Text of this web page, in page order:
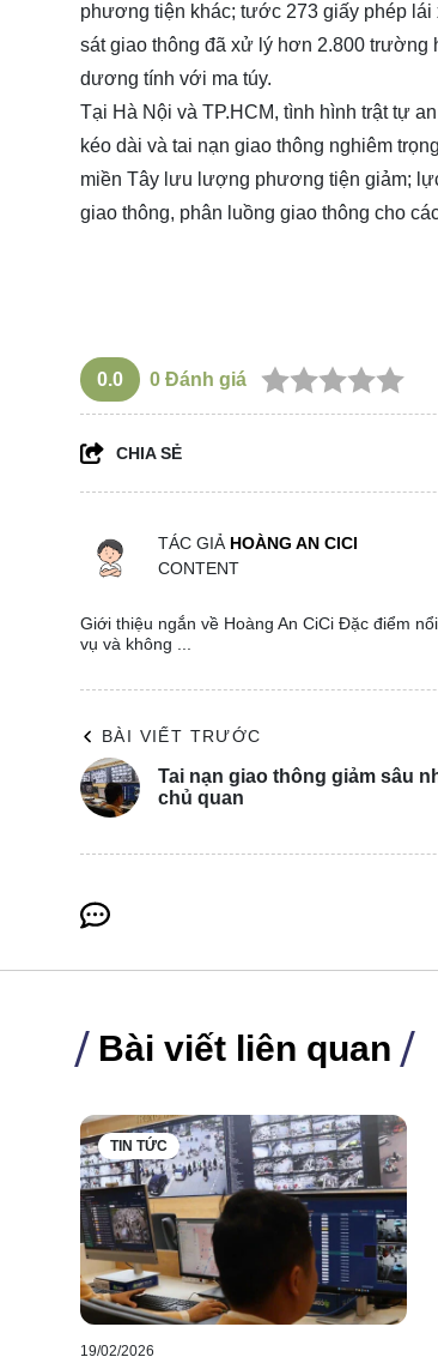
phương tiện khác; tước 273 giấy phép
sát giao thông đã xử lý hơn 2.800
dương tính với ma túy.
Tại Hà Nội và TP.HCM, tình hình trật tự
kéo dài và tai nạn giao thông nghiêm
miền Tây lưu lượng phương tiện giảm;
giao thông, phân luồng giao thông cho
0.0 0 Đánh giá
CHIA SẺ
TÁC GIẢ HOÀNG AN CICI
CONTENT
Giới thiệu ngắn về Hoàng An CiCi Đặc điểm
vụ và không ...
BÀI VIẾT TRƯỚC
Tai nạn giao thông giảm sâu
chủ quan
Bài viết liên quan
TIN TỨC
19/02/2026